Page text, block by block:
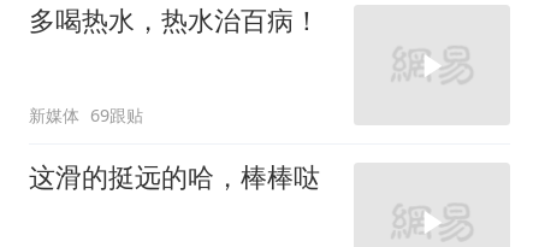
多喝热水，热水治百病！
新媒体 69跟贴
这滑的挺远的哈，棒棒哒